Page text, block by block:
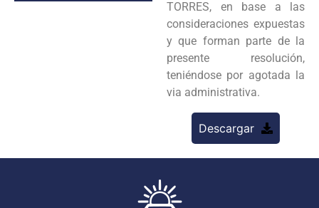
TORRES, en base a las
consideraciones expuestas
y que forman parte de la
presente resolución,
teniéndose por agotada la
via administrativa.
Descargar